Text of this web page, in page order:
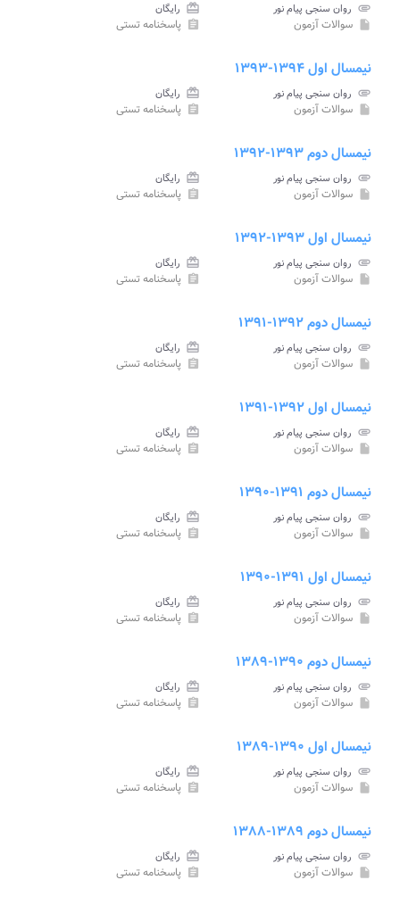
attachment روان سنجی پیام نور card_giftcard رایگان
insert_drive_file سوالات آزمون assignment پاسخنامه تستی
نیمسال اول ۱۳۹۴-۱۳۹۳
attachment روان سنجی پیام نور card_giftcard رایگان
insert_drive_file سوالات آزمون assignment پاسخنامه تستی
نیمسال دوم ۱۳۹۳-۱۳۹۲
attachment روان سنجی پیام نور card_giftcard رایگان
insert_drive_file سوالات آزمون assignment پاسخنامه تستی
نیمسال اول ۱۳۹۳-۱۳۹۲
attachment روان سنجی پیام نور card_giftcard رایگان
insert_drive_file سوالات آزمون assignment پاسخنامه تستی
نیمسال دوم ۱۳۹۲-۱۳۹۱
attachment روان سنجی پیام نور card_giftcard رایگان
insert_drive_file سوالات آزمون assignment پاسخنامه تستی
نیمسال اول ۱۳۹۲-۱۳۹۱
attachment روان سنجی پیام نور card_giftcard رایگان
insert_drive_file سوالات آزمون assignment پاسخنامه تستی
نیمسال دوم ۱۳۹۱-۱۳۹۰
attachment روان سنجی پیام نور card_giftcard رایگان
insert_drive_file سوالات آزمون assignment پاسخنامه تستی
نیمسال اول ۱۳۹۱-۱۳۹۰
attachment روان سنجی پیام نور card_giftcard رایگان
insert_drive_file سوالات آزمون assignment پاسخنامه تستی
نیمسال دوم ۱۳۹۰-۱۳۸۹
attachment روان سنجی پیام نور card_giftcard رایگان
insert_drive_file سوالات آزمون assignment پاسخنامه تستی
نیمسال اول ۱۳۹۰-۱۳۸۹
attachment روان سنجی پیام نور card_giftcard رایگان
insert_drive_file سوالات آزمون assignment پاسخنامه تستی
نیمسال دوم ۱۳۸۹-۱۳۸۸
attachment روان سنجی پیام نور card_giftcard رایگان
insert_drive_file سوالات آزمون assignment پاسخنامه تستی